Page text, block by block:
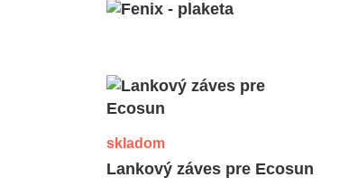
skladom
Lankový záves pre Ecosun